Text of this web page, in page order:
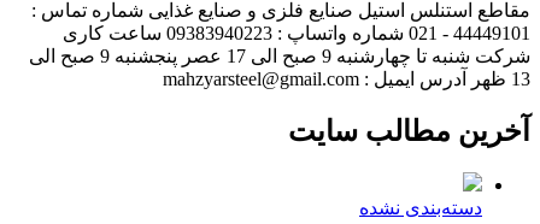
مقاطع استنلس استیل صنایع فلزی و صنایع غذایی شماره تماس :
44449101 - 021 شماره واتساپ : 09383940223 ساعت کاری
شرکت شنبه تا چهارشنبه 9 صبح الی 17 عصر پنجشنبه 9 صبح الی
13 ظهر آدرس ایمیل : mahzyarsteel@gmail.com
آخرین مطالب سایت
دسته‌بندی نشده